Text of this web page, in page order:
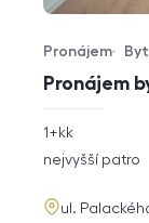
Pronájem
Typ nabídky
Pronájem
Typ
Byt
rozměry
dispozice
1+kk
funkce
nejvyšší patro
adresa
ul.